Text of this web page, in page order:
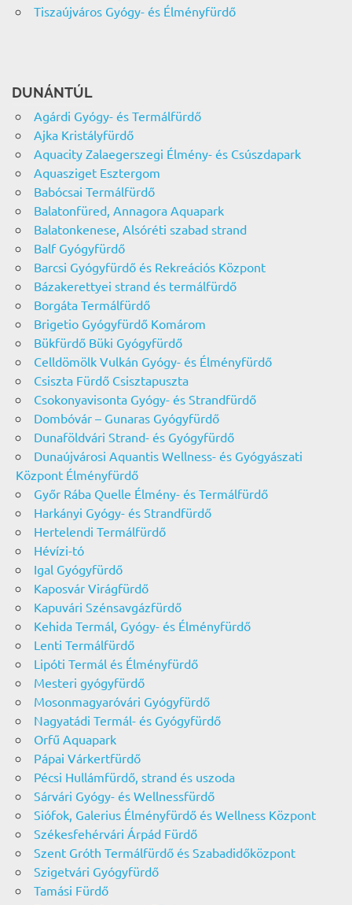
Tiszaújváros Gyógy- és Élményfürdő
DUNÁNTÚL
Agárdi Gyógy- és Termálfürdő
Ajka Kristályfürdő
Aquacity Zalaegerszegi Élmény- és Csúszdapark
Aquasziget Esztergom
Babócsai Termálfürdő
Balatonfüred, Annagora Aquapark
Balatonkenese, Alsóréti szabad strand
Balf Gyógyfürdő
Barcsi Gyógyfürdő és Rekreációs Központ
Bázakerettyei strand és termálfürdő
Borgáta Termálfürdő
Brigetio Gyógyfürdő Komárom
Bükfürdő Büki Gyógyfürdő
Celldömölk Vulkán Gyógy- és Élményfürdő
Csiszta Fürdő Csisztapuszta
Csokonyavisonta Gyógy- és Strandfürdő
Dombóvár – Gunaras Gyógyfürdő
Dunaföldvári Strand- és Gyógyfürdő
Dunaújvárosi Aquantis Wellness- és Gyógyászati
Központ Élményfürdő
Győr Rába Quelle Élmény- és Termálfürdő
Harkányi Gyógy- és Strandfürdő
Hertelendi Termálfürdő
Hévízi-tó
Igal Gyógyfürdő
Kaposvár Virágfürdő
Kapuvári Szénsavgázfürdő
Kehida Termál, Gyógy- és Élményfürdő
Lenti Termálfürdő
Lipóti Termál és Élményfürdő
Mesteri gyógyfürdő
Mosonmagyaróvári Gyógyfürdő
Nagyatádi Termál- és Gyógyfürdő
Orfű Aquapark
Pápai Várkertfürdő
Pécsi Hullámfürdő, strand és uszoda
Sárvári Gyógy- és Wellnessfürdő
Siófok, Galerius Élményfürdő és Wellness Központ
Székesfehérvári Árpád Fürdő
Szent Gróth Termálfürdő és Szabadidőközpont
Szigetvári Gyógyfürdő
Tamási Fürdő